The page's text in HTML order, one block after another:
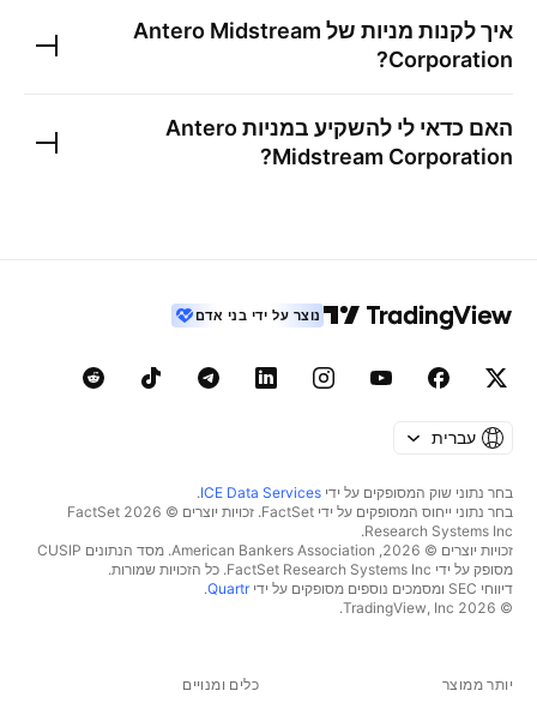
איך לקנות מניות של Antero Midstream
Corporation
?
האם כדאי לי להשקיע במניותAntero
Midstream Corporation
?
נוצר על ידי בני אדם
עברית
בחר נתוני שוק המסופקים על ידי ICE Data Services
.
בחר נתוני ייחוס המסופקים על ידי FactSet. זכויות יוצרים © 2026 ‏FactSet
Research Systems Inc.‏
זכויות יוצרים © 2026, ‏American Bankers Association. מסד הנתונים CUSIP
מסופק על ידי FactSet Research Systems Inc. כל הזכויות שמורות.
דיווחי SEC ומסמכים נוספים מסופקים על ידי
Quartr
.
© 2026 ‏TradingView, Inc.‏
יותר ממוצר כלים ומנויים